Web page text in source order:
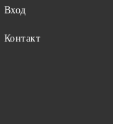
Вход
Контакт